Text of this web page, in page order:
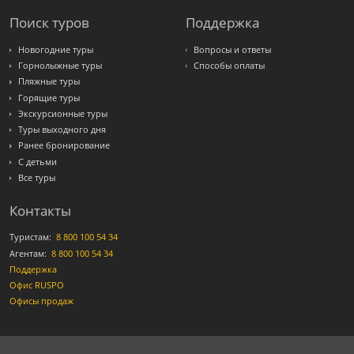
Поиск туров
Новогодние туры
Горнолыжные туры
Пляжные туры
Горящие туры
Экскурсионные туры
Туры выходного дня
Ранее бронирование
С детьми
Все туры
Поддержка
Вопросы и ответы
Способы оплаты
Контакты
Туристам: 8 800 100 54 34
Агентам: 8 800 100 54 34
Поддержка
Офис RUSPO
Офисы продаж